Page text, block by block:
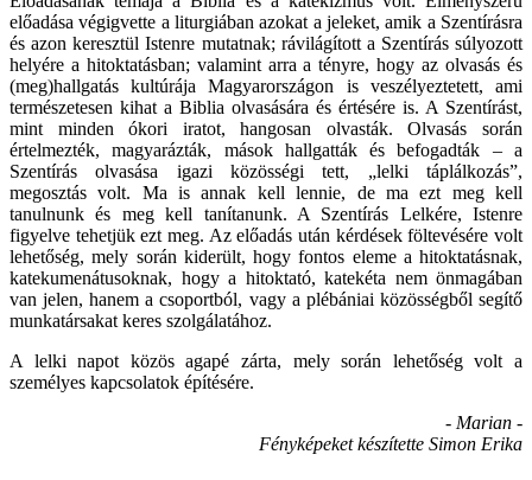
előadása végigvette a liturgiában azokat a jeleket, amik a Szentírásra
és azon keresztül Istenre mutatnak; rávilágított a Szentírás súlyozott
helyére a hitoktatásban; valamint arra a tényre, hogy az olvasás és
(meg)hallgatás kultúrája Magyarországon is veszélyeztetett, ami
természetesen kihat a Biblia olvasására és értésére is. A Szentírást,
mint minden ókori iratot, hangosan olvasták. Olvasás során
értelmezték, magyarázták, mások hallgatták és befogadták – a
Szentírás olvasása igazi közösségi tett, „lelki táplálkozás”,
megosztás volt. Ma is annak kell lennie, de ma ezt meg kell
tanulnunk és meg kell tanítanunk. A Szentírás Lelkére, Istenre
figyelve tehetjük ezt meg. Az előadás után kérdések föltevésére volt
lehetőség, mely során kiderült, hogy fontos eleme a hitoktatásnak,
katekumenátusoknak, hogy a hitoktató, katekéta nem önmagában
van jelen, hanem a csoportból, vagy a plébániai közösségből segítő
munkatársakat keres szolgálatához.
A lelki napot közös agapé zárta, mely során lehetőség volt a
személyes kapcsolatok építésére.
- Marian -
Fényképeket készítette Simon Erika